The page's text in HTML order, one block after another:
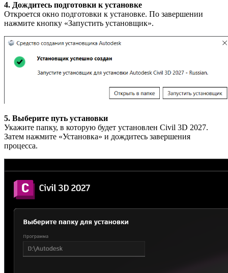
4. Дождитесь подготовки к установке
Откроется окно подготовки к установке. По завершении
нажмите кнопку «Запустить установщик».
5. Выберите путь установки
Укажите папку, в которую будет установлен Civil 3D 2027.
Затем нажмите «Установка» и дождитесь завершения
процесса.